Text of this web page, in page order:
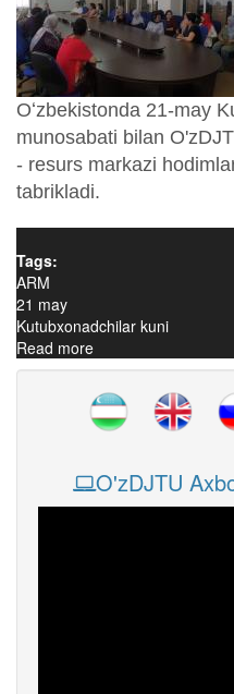
Oʻzbekistonda 21-may
munosabati bilan
- resurs markazi
tabrikladi.
Tags:
ARM
21 may
Kutubxonadchilar kuni
Read more
O'zDJTU